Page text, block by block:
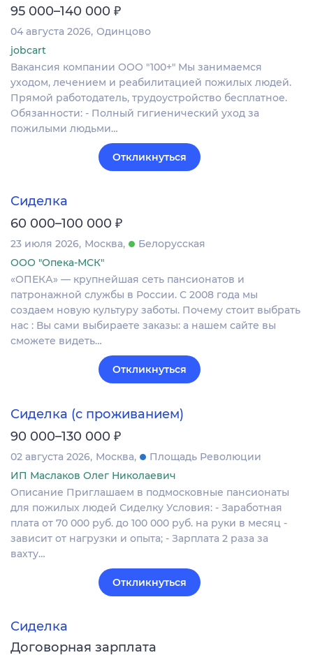
95 000–140 000 ₽
04 августа 2026 Одинцово
jobcart
Вакансия компании ООО "100+" Мы занимаемся
уходом, лечением и реабилитацией пожилых людей.
Прямой работодатель, трудоустройство бесплатное.
Обязанности: - Полный гигиенический уход за
пожилыми людьми…
Откликнуться
Сиделка
60 000–100 000 ₽
23 июля 2026 Москва
Белорусская
ООО "Опека-МСК"
«ОПЕКА» — крупнейшая сеть пансионатов и
патронажной службы в России. С 2008 года мы
создаем новую культуру заботы. Почему стоит выбрать
нас : Вы сами выбираете заказы: а нашем сайте вы
сможете видеть…
Откликнуться
Сиделка (с проживанием)
90 000–130 000 ₽
02 августа 2026 Москва
Площадь Революции
ИП Маслаков Олег Николаевич
Описание Приглашаем в подмосковные пансионаты
для пожилых людей Сиделку Условия: - Заработная
плата от 70 000 руб. до 100 000 руб. на руки в месяц -
зависит от нагрузки и опыта; - Зарплата 2 раза за
вахту…
Откликнуться
Сиделка
Договорная зарплата